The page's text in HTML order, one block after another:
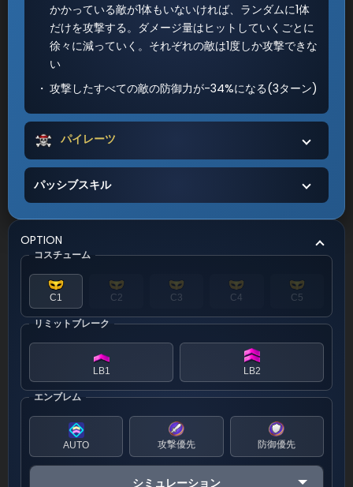
かかっている敵が1体もいないければ、ランダムに1体
だけを攻撃する。ダメージ量はヒットしていくごとに
徐々に減っていく。それぞれの敵は1度しか攻撃できな
い
攻撃したすべての敵の防御力が-34%になる(3ターン)
パイレーツ
パッシブスキル
OPTION
コスチューム
C1 C2 C3 C4 C5
リミットブレーク
LB1 LB2
エンブレム
AUTO 攻撃優先 防御優先
シミュレーション